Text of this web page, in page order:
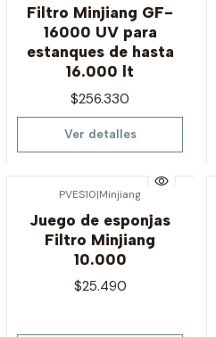
Filtro Minjiang GF-
16000 UV para
estanques de hasta
16.000 lt
$256.330
Ver detalles
PVES10|Minjiang
Juego de esponjas
Filtro Minjiang
10.000
$25.490